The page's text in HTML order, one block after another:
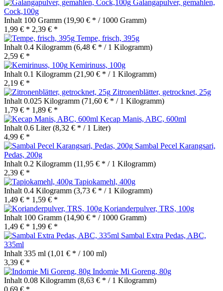
Galangapulver, gemahlen,
Cock,100g
Inhalt 100 Gramm (19,90 € * / 1000 Gramm)
1,99 € * 2,39 € *
Tempe, frisch, 395g
Inhalt 0.4 Kilogramm (6,48 € * / 1 Kilogramm)
2,59 € *
Kemirinuss, 100g
Inhalt 0.1 Kilogramm (21,90 € * / 1 Kilogramm)
2,19 € *
Zitronenblätter, getrocknet, 25g
Inhalt 0.025 Kilogramm (71,60 € * / 1 Kilogramm)
1,79 € * 1,89 € *
Kecap Manis, ABC, 600ml
Inhalt 0.6 Liter(8,32 € * / 1 Liter)
4,99 € *
Sambal Pecel Karangsari,
Pedas, 200g
Inhalt 0.2 Kilogramm (11,95 € * / 1 Kilogramm)
2,39 € *
Tapiokamehl, 400g
Inhalt 0.4 Kilogramm (3,73 € * / 1 Kilogramm)
1,49 € * 1,59 € *
Korianderpulver, TRS, 100g
Inhalt 100 Gramm (14,90 € * / 1000 Gramm)
1,49 € * 1,99 € *
Sambal Extra Pedas, ABC,
335ml
Inhalt 335 ml (1,01 € * / 100 ml)
3,39 € *
Indomie Mi Goreng, 80g
Inhalt 0.08 Kilogramm (8,63 € * / 1 Kilogramm)
0,69 € *